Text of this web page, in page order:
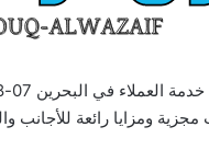
إ
لومزايا رائعة للأجانب